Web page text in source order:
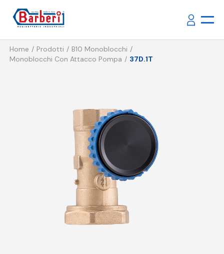
Home Prodotti
B10 Monoblocchi
Monoblocchi Con Attacco Pompa
37D.1T